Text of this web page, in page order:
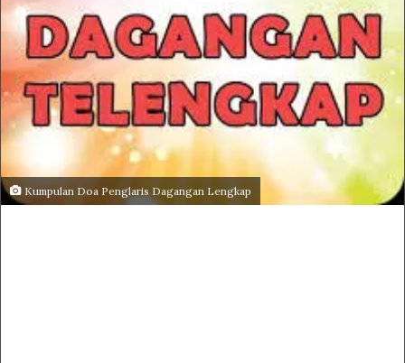
Kumpulan Doa Penglaris Dagangan Lengkap